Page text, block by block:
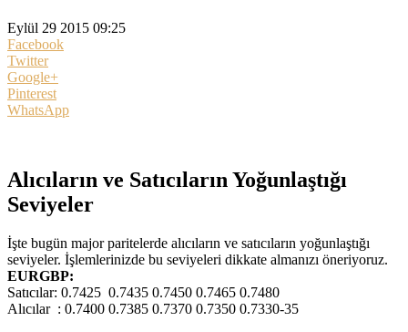
Eylül 29 2015 09:25
Facebook
Twitter
Google+
Pinterest
WhatsApp
Alıcıların ve Satıcıların Yoğunlaştığı
Seviyeler
İşte bugün major paritelerde alıcıların ve satıcıların yoğunlaştığı
seviyeler. İşlemlerinizde bu seviyeleri dikkate almanızı öneriyoruz.
EURGBP:
Satıcılar: 0.7425 0.7435 0.7450 0.7465 0.7480
Alıcılar : 0.7400 0.7385 0.7370 0.7350 0.7330-35